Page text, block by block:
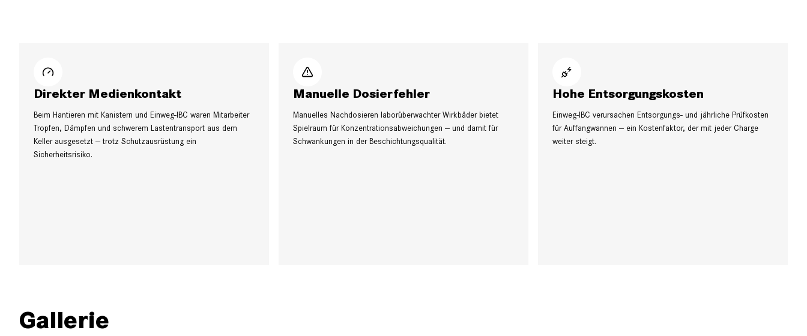
Direkter Medienkontakt
Beim Hantieren mit Kanistern und Einweg-IBC waren Mitarbeiter
Tropfen, Dämpfen und schwerem Lastentransport aus dem
Keller ausgesetzt — trotz Schutzausrüstung ein
Sicherheitsrisiko.
Manuelle Dosierfehler
Manuelles Nachdosieren laborüberwachter Wirkbäder bietet
Spielraum für Konzentrationsabweichungen — und damit für
Schwankungen in der Beschichtungsqualität.
Hohe Entsorgungskosten
Einweg-IBC verursachen Entsorgungs- und jährliche Prüfkosten
für Auffangwannen — ein Kostenfaktor, der mit jeder Charge
weiter steigt.
Gallerie